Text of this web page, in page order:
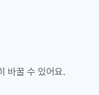
바꿀 수 있어요.